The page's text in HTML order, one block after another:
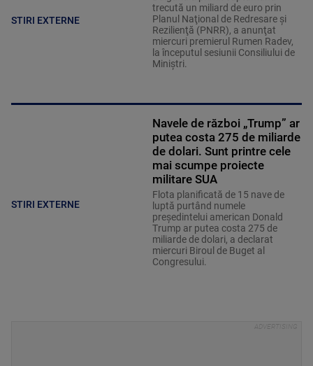
STIRI EXTERNE
trecută un miliard de euro prin
Planul Naţional de Redresare şi
Rezilienţă (PNRR), a anunţat
miercuri premierul Rumen Radev,
la începutul sesiunii Consiliului de
Miniştri.
STIRI EXTERNE
Navele de război „Trump” ar
putea costa 275 de miliarde
de dolari. Sunt printre cele
mai scumpe proiecte
militare SUA
Flota planificată de 15 nave de
luptă purtând numele
preşedintelui american Donald
Trump ar putea costa 275 de
miliarde de dolari, a declarat
miercuri Biroul de Buget al
Congresului.